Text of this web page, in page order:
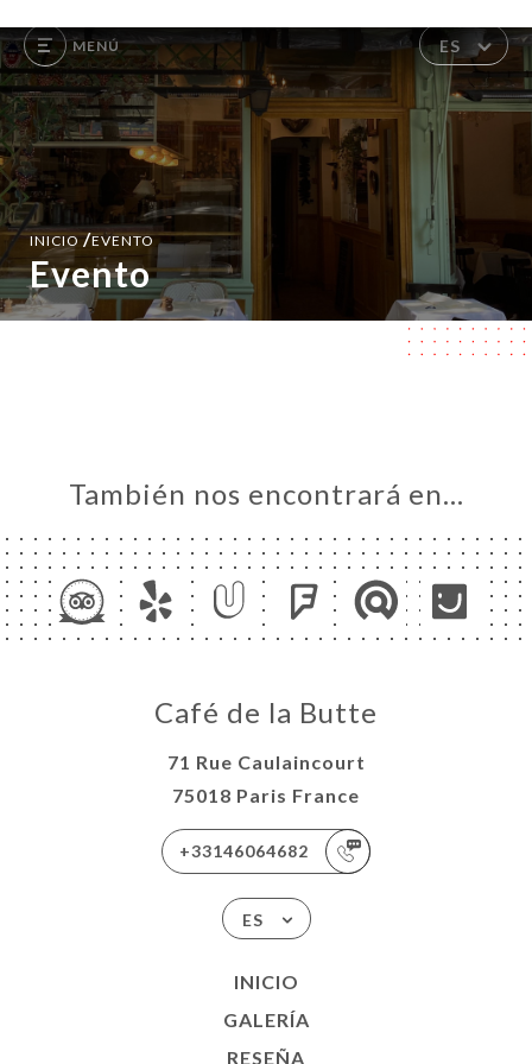
MENÚ ES
INICIO/EVENTO
Evento
También nos encontrará en…
Café de la Butte
71 Rue Caulaincourt
75018 Paris France
+33146064682
ES
INICIO
GALERÍA
RESEÑA